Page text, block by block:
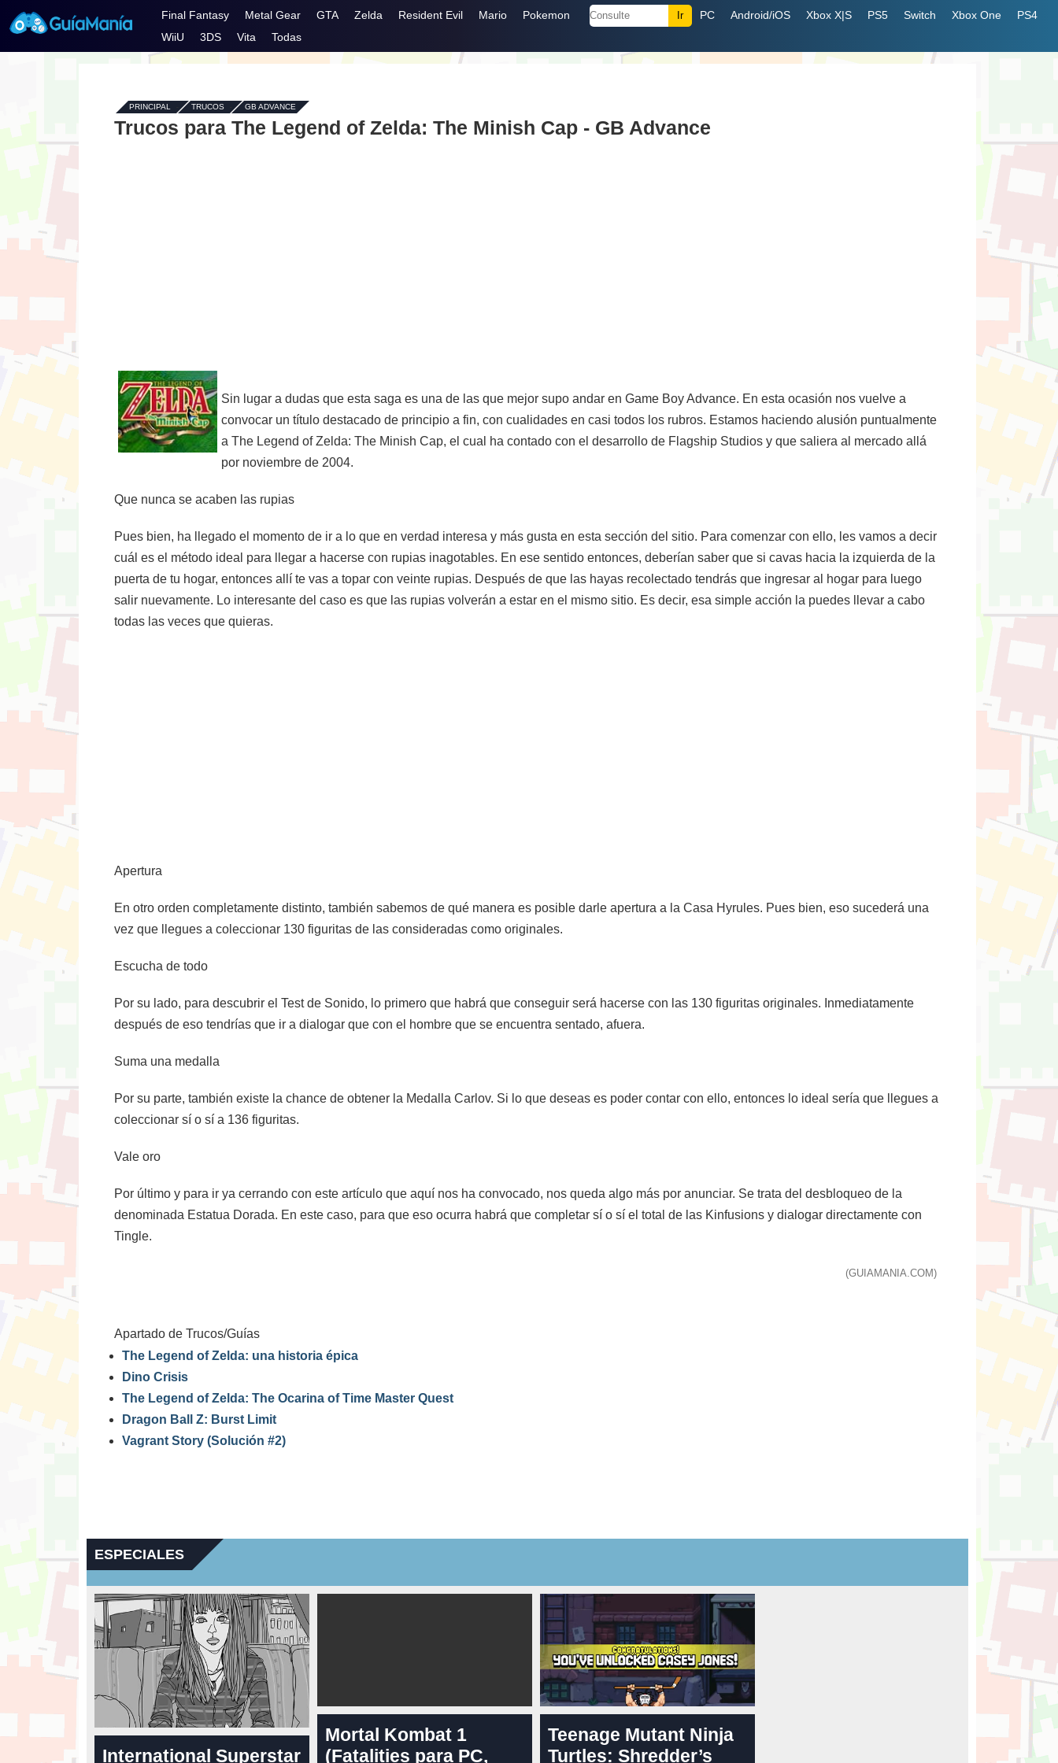
Final Fantasy Metal Gear GTA Zelda Resident Evil Mario Pokemon PC Android/iOS Xbox X|S PS5 Switch Xbox One
PS4
WiiU
3DS Vita Todas
PRINCIPAL - TRUCOS- GB ADVANCE
Trucos para The Legend of Zelda: The Minish Cap - GB Advance
Sin lugar a dudas que esta saga es una de las que mejor supo andar en Game Boy Advance. En esta ocasión nos vuelve a
convocar un título destacado de principio a fin, con cualidades en casi todos los rubros. Estamos haciendo alusión puntualmente
a The Legend of Zelda: The Minish Cap, el cual ha contado con el desarrollo de Flagship Studios y que saliera al mercado allá
por noviembre de 2004.
Que nunca se acaben las rupias
Pues bien, ha llegado el momento de ir a lo que en verdad interesa y más gusta en esta sección del sitio. Para comenzar con ello, les vamos a decir
cuál es el método ideal para llegar a hacerse con rupias inagotables. En ese sentido entonces, deberían saber que si cavas hacia la izquierda de la
puerta de tu hogar, entonces allí te vas a topar con veinte rupias. Después de que las hayas recolectado tendrás que ingresar al hogar para luego
salir nuevamente. Lo interesante del caso es que las rupias volverán a estar en el mismo sitio. Es decir, esa simple acción la puedes llevar a cabo
todas las veces que quieras.
Apertura
En otro orden completamente distinto, también sabemos de qué manera es posible darle apertura a la Casa Hyrules. Pues bien, eso sucederá una
vez que llegues a coleccionar 130 figuritas de las consideradas como originales.
Escucha de todo
Por su lado, para descubrir el Test de Sonido, lo primero que habrá que conseguir será hacerse con las 130 figuritas originales. Inmediatamente
después de eso tendrías que ir a dialogar que con el hombre que se encuentra sentado, afuera.
Suma una medalla
Por su parte, también existe la chance de obtener la Medalla Carlov. Si lo que deseas es poder contar con ello, entonces lo ideal sería que llegues a
coleccionar sí o sí a 136 figuritas.
Vale oro
Por último y para ir ya cerrando con este artículo que aquí nos ha convocado, nos queda algo más por anunciar. Se trata del desbloqueo de la
denominada Estatua Dorada. En este caso, para que eso ocurra habrá que completar sí o sí el total de las Kinfusions y dialogar directamente con
Tingle.
(GUIAMANIA.COM)
Apartado de Trucos/Guías
The Legend of Zelda: una historia épica
Dino Crisis
The Legend of Zelda: The Ocarina of Time Master Quest
Dragon Ball Z: Burst Limit
Vagrant Story (Solución #2)
ESPECIALES
International Superstar
Mortal Kombat 1
(Fatalities para PC,
Teenage Mutant Ninja
Turtles: Shredder’s